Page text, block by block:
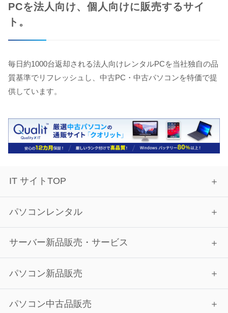
PCを法人向け、個人向けに販売するサイ
ト。
毎日約1000台返却される法人向けレンタルPCを当社独自の品
質基準でリフレッシュし、中古PC・中古パソコンを特価で提
供しています。
IT サイトTOP
パソコンレンタル
サーバー新品販売・サービス
パソコン新品販売
パソコン中古品販売